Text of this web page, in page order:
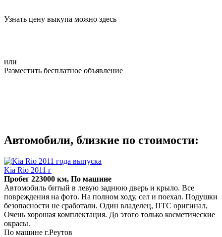
Узнать цену выкупа можно здесь
или
Разместить бесплатное объявление
Автомобили, близкие по стоимости:
Kia Rio 2011 г
Пробег 223000 км, По машине
Автомобиль битый в левую заднюю дверь и крыло. Все
повреждения на фото. На полном ходу, сел и поехал. Подушки
безопасности не сработали. Один владелец, ПТС оригинал,
Очень хорошая комплектация. До этого только косметические
окрасы.
По машине г.Реутов